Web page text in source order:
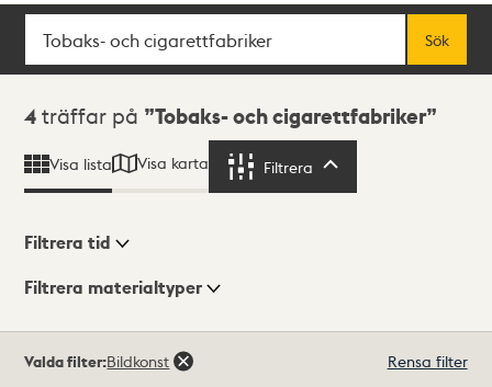
Sök
Sök
Sökresultat
4 träffar på Tobaks- och cigarettfabriker
Visa lista Visa karta Filtrera
Visningsläge
Filtrera tid
Filtrera materialtyper
träffar
Valda filter:Bildkonst Rensa filter